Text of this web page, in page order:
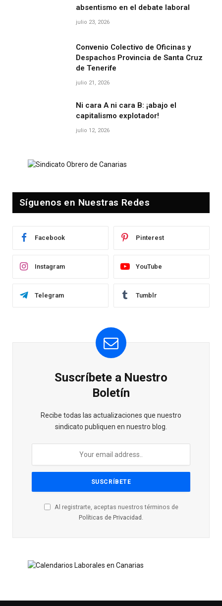
absentismo en el debate laboral
julio 23, 2026
Convenio Colectivo de Oficinas y
Despachos Provincia de Santa Cruz
de Tenerife
julio 21, 2026
Ni cara A ni cara B: ¡abajo el
capitalismo explotador!
julio 12, 2026
Síguenos en Nuestras Redes
Facebook Pinterest
Instagram YouTube
Telegram Tumblr
Suscríbete a Nuestro
Boletín
Recibe todas las actualizaciones que nuestro
sindicato publiquen en nuestro blog.
Al registrarte, aceptas nuestros términos de
Políticas de Privacidad